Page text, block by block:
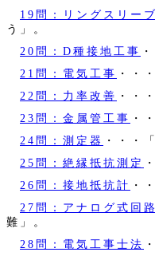
19問：リングスリー
う」。
20問：D種接地工事
21問：電気工事 ・・
22問：力率改善 ・・
23問：金属管工事 ・
24問：測定器
・・・
25問：絶縁抵抗測定
26問：接地抵抗計 ・
27問：アナログ式回
難」。
28問：電気工事士法